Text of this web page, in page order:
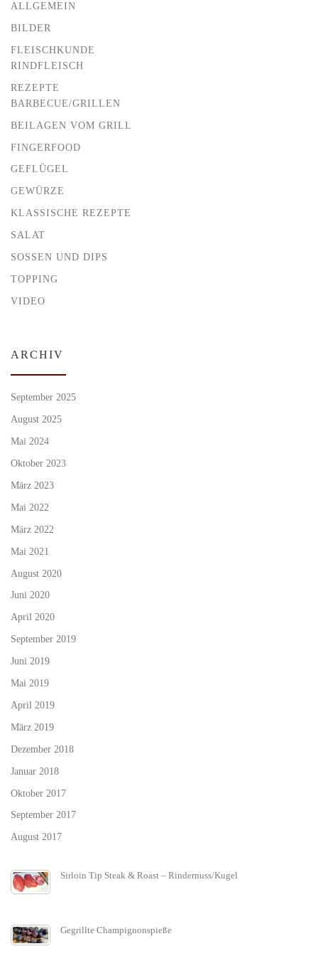
ALLGEMEIN
BILDER
FLEISCHKUNDE
RINDFLEISCH
REZEPTE
BARBECUE/GRILLEN
BEILAGEN VOM GRILL
FINGERFOOD
GEFLÜGEL
GEWÜRZE
KLASSISCHE REZEPTE
SALAT
SOSSEN UND DIPS
TOPPING
VIDEO
ARCHIV
September 2025
August 2025
Mai 2024
Oktober 2023
März 2023
Mai 2022
März 2022
Mai 2021
August 2020
Juni 2020
April 2020
September 2019
Juni 2019
Mai 2019
April 2019
März 2019
Dezember 2018
Januar 2018
Oktober 2017
September 2017
August 2017
Sirloin Tip Steak & Roast – Rindernuss/Kugel
Gegrillte Champignonspieße